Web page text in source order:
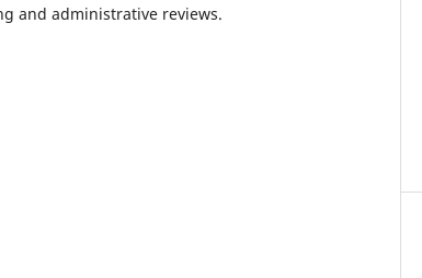
and administrative reviews.